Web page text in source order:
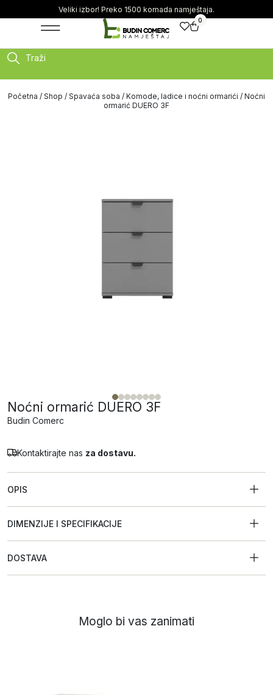
Veliki izbor! Preko 1500 komada namještaja.
0
Traži
Početna / Shop / Spavaća soba / Komode, ladice i noćni ormarići / Noćni
ormarić DUERO 3F
Noćni ormarić DUERO 3F
Budin Comerc
Kontaktirajte nas za dostavu.
OPIS
DIMENZIJE I SPECIFIKACIJE
DOSTAVA
Moglo bi vas zanimati